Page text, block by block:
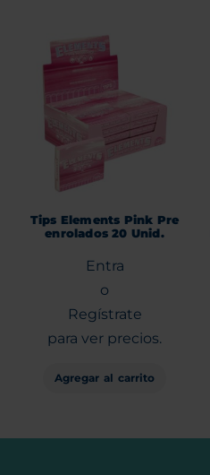
Tips Elements Pink Pre
enrolados 20 Unid.
Entra
o
Regístrate
para ver precios.
Agregar al carrito